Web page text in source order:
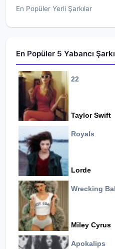
En Popüler Yerli Şarkılar
En Popüler 5 Yabancı Şarkı
22
Taylor Swift
Royals
Lorde
Wrecking Ball
Miley Cyrus
Apokalips